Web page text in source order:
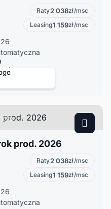
Raty2 038zł/msc
Leasing1 159zł/msc
prod. 2026
Raty2 038zł/msc
Leasing1 159zł/msc